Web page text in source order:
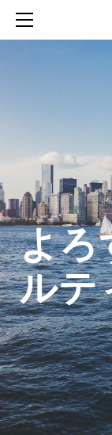
よろ
ルテ
生成
生成AIとの「